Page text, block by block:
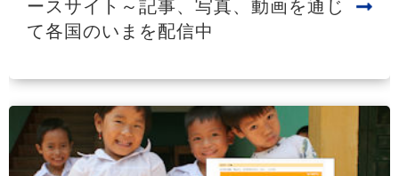
ースサイト～記事、写真、動画を通じ
て各国のいまを配信中